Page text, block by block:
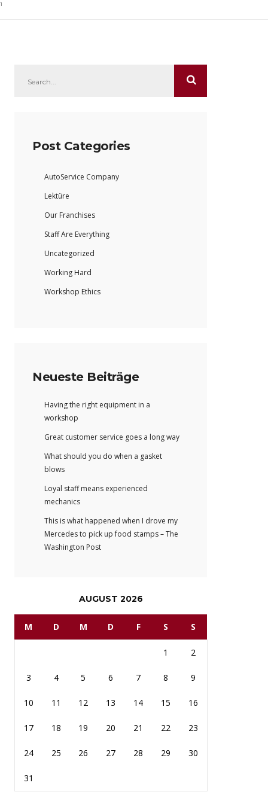
Post Categories
AutoService Company
Lektüre
Our Franchises
Staff Are Everything
Uncategorized
Working Hard
Workshop Ethics
Neueste Beiträge
Having the right equipment in a
workshop
Great customer service goes a long way
What should you do when a gasket
blows
Loyal staff means experienced
mechanics
This is what happened when I drove my
Mercedes to pick up food stamps – The
Washington Post
AUGUST 2026
M D M D F S S
1 2
3 4 5 6 7 8 9
10 11 12 13 14 15 16
17 18 19 20 21 22 23
24 25 26 27 28 29 30
31